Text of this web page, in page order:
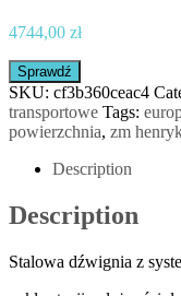
4744,00 zł
Sprawdź
SKU: cf3b360ceac4
transportowe Tags:
powierzchnia, zm
Description
Description
Stalowa dźwignia z